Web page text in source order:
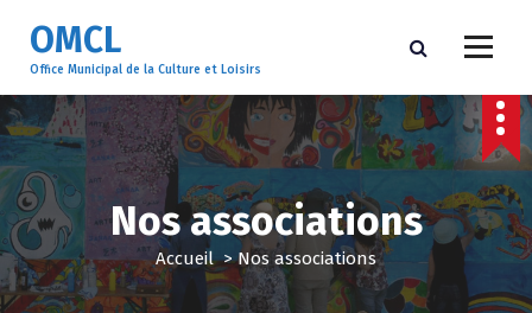
e
a
u
c
n
e
OMCL
Office Municipal de la Culture et Loisirs
Nos associations
Accueil>Nos associations